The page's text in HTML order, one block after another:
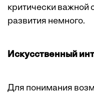
критически важной
развития немного.
Искусственный
Для понимания